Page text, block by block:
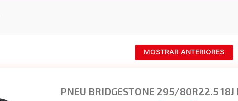
MOSTRAR ANTERIORES
PNEU BRIDGESTONE 295/80R22.5 18J